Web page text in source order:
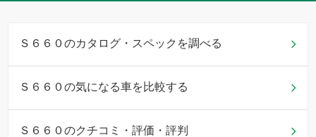
Ｓ６６０のカタログ・スペックを調べる
Ｓ６６０の気になる車を比較する
Ｓ６６０のクチコミ・評価・評判